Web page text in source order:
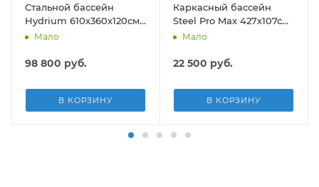
Стальной бассейн
Hydrium 610х360х120см,
19929л, песч.фил.-нас
подст.
Мало
98 800 руб.
В КОРЗИНУ
Каркасный бассейн
Steel Pro Max 427х107см,
13030л, фил.-насос
Мало
22 500 руб.
В КОРЗИНУ